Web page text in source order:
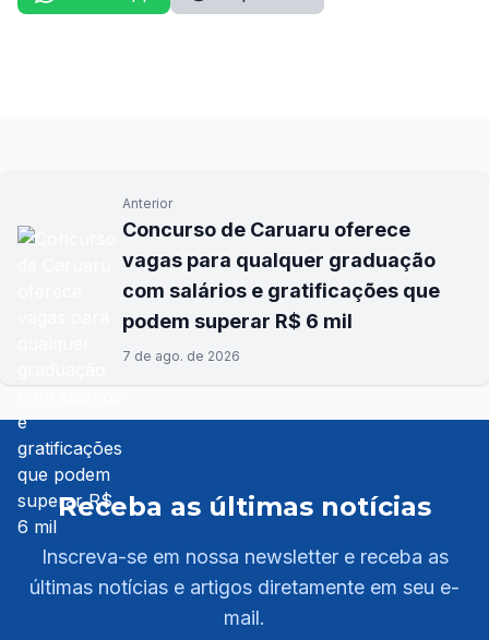
Anterior
Concurso de Caruaru oferece
vagas para qualquer graduação
com salários e gratificações que
podem superar R$ 6 mil
7 de ago. de 2026
Receba as últimas notícias
Inscreva-se em nossa newsletter e receba as
últimas notícias e artigos diretamente em seu e-
mail.